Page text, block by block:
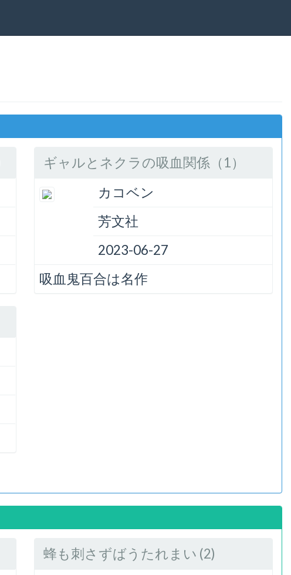
ギャルとネクラの吸血関係（1）
カコベン
芳文社
2023-06-27
吸血鬼百合は名作
蜂も刺さずばうたれまい (2)